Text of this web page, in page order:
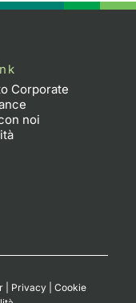
Corporate
noi
Privacy
Cookie